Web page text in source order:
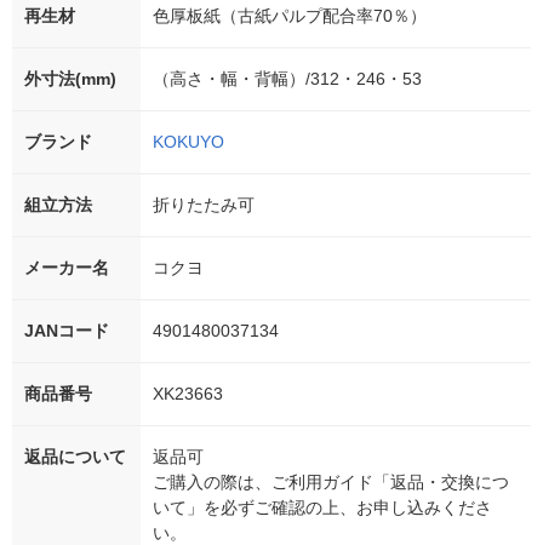
再生材 色厚板紙（古紙パルプ配合率70％）
外寸法(mm) （高さ・幅・背幅）/312・246・53
ブランド KOKUYO
組立方法 折りたたみ可
メーカー名 コクヨ
JANコード 4901480037134
商品番号 XK23663
返品について
返品可
ご購入の際は、ご利用ガイド「返品・交換につ
いて」を必ずご確認の上、お申し込みくださ
い。